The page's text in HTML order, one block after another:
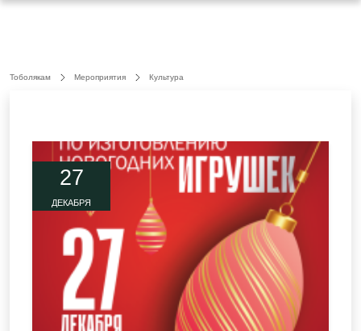
Тоболякам Мероприятия Культура
27
ДЕКАБРЯ